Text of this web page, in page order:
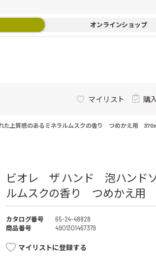
オンラインショップ
マイリスト 購
上質感のあるミネラルムスクの香り つめかえ用
ビオレ ザ ハンド 泡ハンド
ルムスクの香り つめかえ用
カタログ番号
65-24-48828
商品番号
4901301467379
マイリストに登録する